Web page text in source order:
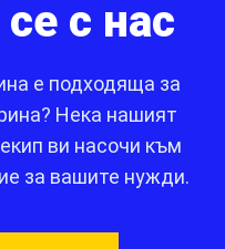
с нас
е подходяща за
Нека нашият
ви насочи към
за вашите нужди.